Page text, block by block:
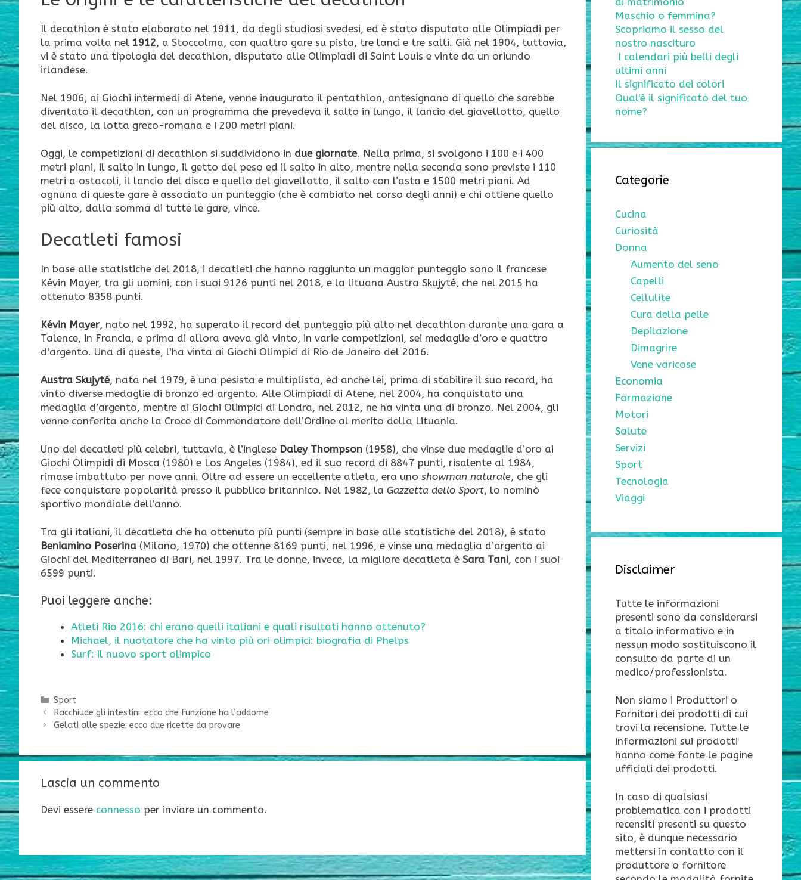
Il decathlon è stato elaborato nel 1911, da degli studiosi svedesi, ed è stato disputato alle Olimpiadi per
la prima volta nel 1912, a Stoccolma, con quattro gare su pista, tre lanci e tre salti. Già nel 1904, tuttavia,
vi è stato una tipologia del decathlon, disputato alle Olimpiadi di Saint Louis e vinte da un oriundo
irlandese.
Nel 1906, ai Giochi intermedi di Atene, venne inaugurato il pentathlon, antesignano di quello che sarebbe
diventato il decathlon, con un programma che prevedeva il salto in lungo, il lancio del giavellotto, quello
del disco, la lotta greco-romana e i 200 metri piani.
Oggi, le competizioni di decathlon si suddividono in due giornate. Nella prima, si svolgono i 100 e i 400
metri piani, il salto in lungo, il getto del peso ed il salto in alto, mentre nella seconda sono previste i 110
metri a ostacoli, il lancio del disco e quello del giavellotto, il salto con l’asta e 1500 metri piani. Ad
ognuna di queste gare è associato un punteggio (che è cambiato nel corso degli anni) e chi ottiene quello
più alto, dalla somma di tutte le gare, vince.
Decatleti famosi
In base alle statistiche del 2018, i decatleti che hanno raggiunto un maggior punteggio sono il francese
Kévin Mayer, tra gli uomini, con i suoi 9126 punti nel 2018, e la lituana Austra Skujyté, che nel 2015 ha
ottenuto 8358 punti.
Kévin Mayer, nato nel 1992, ha superato il record del punteggio più alto nel decathlon durante una gara a
Talence, in Francia, e prima di allora aveva già vinto, in varie competizioni, sei medaglie d’oro e quattro
d’argento. Una di queste, l’ha vinta ai Giochi Olimpici di Rio de Janeiro del 2016.
Austra Skujyté, nata nel 1979, è una pesista e multiplista, ed anche lei, prima di stabilire il suo record, ha
vinto diverse medaglie di bronzo ed argento. Alle Olimpiadi di Atene, nel 2004, ha conquistato una
medaglia d’argento, mentre ai Giochi Olimpici di Londra, nel 2012, ne ha vinta una di bronzo. Nel 2004, gli
venne conferita anche la Croce di Commendatore dell’Ordine al merito della Lituania.
Uno dei decatleti più celebri, tuttavia, è l’inglese Daley Thompson (1958), che vinse due medaglie d’oro ai
Giochi Olimpidi di Mosca (1980) e Los Angeles (1984), ed il suo record di 8847 punti, risalente al 1984,
rimase imbattuto per nove anni. Oltre ad essere un eccellente atleta, era uno showman naturale, che gli
fece conquistare popolarità presso il pubblico britannico. Nel 1982, la Gazzetta dello Sport, lo nominò
sportivo mondiale dell’anno.
Tra gli italiani, il decatleta che ha ottenuto più punti (sempre in base alle statistiche del 2018), è stato
Beniamino Poserina (Milano, 1970) che ottenne 8169 punti, nel 1996, e vinse una medaglia d’argento ai
Giochi del Mediterraneo di Bari, nel 1997. Tra le donne, invece, la migliore decatleta è Sara Tani, con i suoi
6599 punti.
Puoi leggere anche:
Atleti Rio 2016: chi erano quelli italiani e quali risultati hanno ottenuto?
Michael, il nuotatore che ha vinto più ori olimpici: biografia di Phelps
Surf: il nuovo sport olimpico
Categorie
Sport
Racchiude gli intestini: ecco che funzione ha l’addome
Gelati alle spezie: ecco due ricette da provare
Lascia un commento
Devi essere connesso per inviare un commento.
Maschio o femmina?
Scopriamo il sesso del
nostro nascituro
I calendari più belli degli
ultimi anni
Il significato dei colori
Qual'è il significato del tuo
nome?
Categorie
Cucina
Curiosità
Donna
Aumento del seno
Capelli
Cellulite
Cura della pelle
Depilazione
Dimagrire
Vene varicose
Economia
Formazione
Motori
Salute
Servizi
Sport
Tecnologia
Viaggi
Disclaimer
Tutte le informazioni
presenti sono da considerarsi
a titolo informativo e in
nessun modo sostituiscono il
consulto da parte di un
medico/professionista.
Non siamo i Produttori o
Fornitori dei prodotti di cui
trovi la recensione. Tutte le
informazioni sui prodotti
hanno come fonte le pagine
ufficiali dei prodotti.
In caso di qualsiasi
problematica con i prodotti
recensiti presenti su questo
sito, è dunque necessario
mettersi in contatto con il
produttore o fornitore